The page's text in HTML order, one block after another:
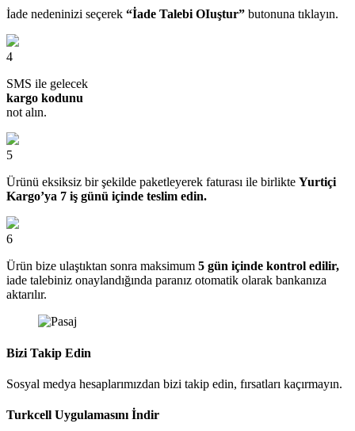
İade nedeninizi seçerek “İade Talebi OIuştur” butonuna tıklayın.
4
SMS ile gelecek
kargo kodunu
not alın.
5
Ürünü eksiksiz bir şekilde paketleyerek faturası ile birlikte Yurtiçi
Kargo’ya 7 iş günü içinde teslim edin.
6
Ürün bize ulaştıktan sonra maksimum 5 gün içinde kontrol edilir,
iade talebiniz onaylandığında paranız otomatik olarak bankanıza
aktarılır.
Bizi Takip Edin
Sosyal medya hesaplarımızdan bizi takip edin, fırsatları kaçırmayın.
Turkcell Uygulamasını İndir